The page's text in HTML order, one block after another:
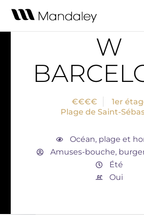
RooftopBarcelone
W
€€€€
1er
Plage de Saint-
Océan, plage et
Amuses-bouche,
Été
Oui